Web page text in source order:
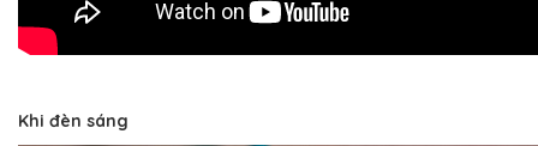
Khi đèn sáng